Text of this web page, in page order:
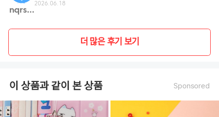
nqrsq**
2026.06.18
더 많은 후기 보기
이 상품과 같이 본 상품 Sponsored